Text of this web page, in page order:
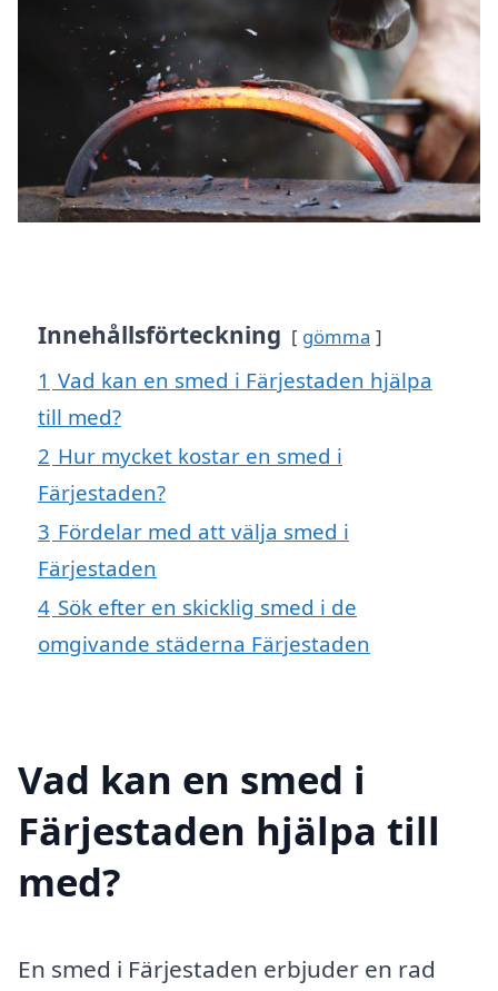
Innehållsförteckning gömma
1 Vad kan en smed i Färjestaden hjälpa
till med?
2 Hur mycket kostar en smed i
Färjestaden?
3 Fördelar med att välja smed i
Färjestaden
4 Sök efter en skicklig smed i de
omgivande städerna Färjestaden
Vad kan en smed i
Färjestaden hjälpa till
med?
En smed i Färjestaden erbjuder en rad